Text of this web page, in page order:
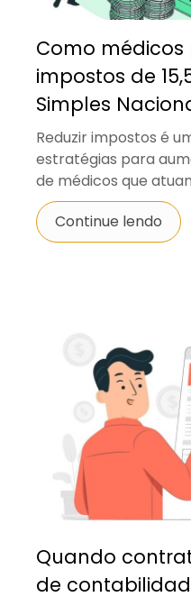
Como
impostos de
Simples
Reduzir impostos é
estratégias para
de médicos que
Continue lendo
Quando
de